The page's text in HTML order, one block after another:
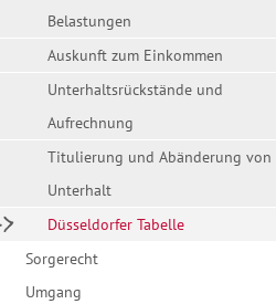
Belastungen
Auskunft zum Einkommen
Unterhaltsrückstände und
Aufrechnung
Titulierung und Abänderung von
Unterhalt
Düsseldorfer Tabelle
Sorgerecht
Umgang